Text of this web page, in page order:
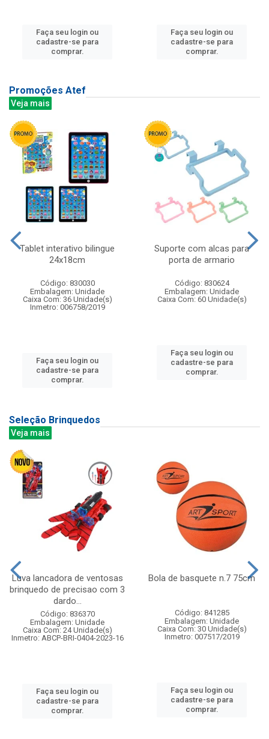
Faça seu login ou
cadastre-se para
comprar.
Faça seu login ou
cadastre-se para
comprar.
Promoções Atef
Veja mais
Tablet interativo bilingue
24x18cm
Código: 830030
Embalagem: Unidade
Caixa Com: 36 Unidade(s)
Inmetro: 006758/2019
Faça seu login ou
cadastre-se para
comprar.
Suporte com alcas para
porta de armario
Código: 830624
Embalagem: Unidade
Caixa Com: 60 Unidade(s)
Faça seu login ou
cadastre-se para
comprar.
Seleção Brinquedos
Veja mais
Luva lancadora de ventosas
brinquedo de precisao com 3
dardo...
Código: 836370
Embalagem: Unidade
Caixa Com: 24 Unidade(s)
Inmetro: ABCP-BRI-0404-2023-16
Faça seu login ou
cadastre-se para
comprar.
Bola de basquete n.7 75cm
Código: 841285
Embalagem: Unidade
Caixa Com: 30 Unidade(s)
Inmetro: 007517/2019
Faça seu login ou
cadastre-se para
comprar.